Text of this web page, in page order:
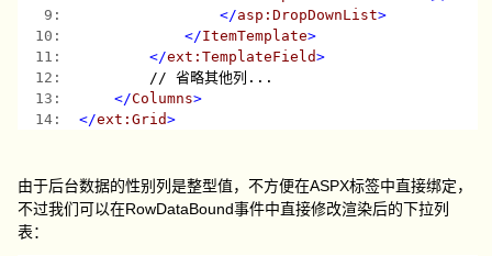
   9:
</asp:DropDownList>
  10:
</ItemTemplate>
  11:
</ext:TemplateField>
  12:
        // 省略其他列...
  13:
</Columns>
  14:
</ext:Grid>
由于后台数据的性别列是整型值，不方便在ASPX标签中直接绑定，
不过我们可以在RowDataBound事件中直接修改渲染后的下拉列
表：